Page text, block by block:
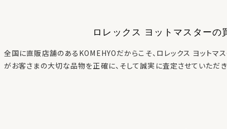
ロレックス ヨットマスターの
全国に直販店舗のあるKOMEHYOだからこそ、 ロレックス ヨットマ
がお客さまの大切な品物を正確に、そして誠実に査定させていただき